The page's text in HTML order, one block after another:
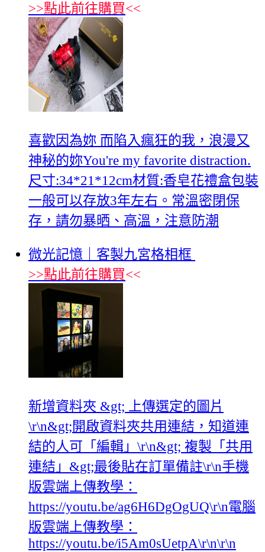
>>點此前往購買<<
喜歡因為妳 而陷入瘋狂的我，浪漫又
神秘的妳You're my favorite distraction.
尺寸:34*21*12cm材質:香皂花禮盒包裝
一般可以存放3年左右。常溫密閉保
存，請勿暴晒、高溫，注意防潮
微光記憶｜客製九宮格相框
>>點此前往購買<<
新增資料夾 &gt; 上傳選定的圖片
\r\n&gt;開啟資料夾共用連結，知道連
結的人可「編輯」\r\n&gt; 複製「共用
連結」&gt;最後貼在訂單備註\r\n手機
版雲端上傳教學：
https://youtu.be/ag6H6DgOgUQ\r\n電腦
版雲端上傳教學：
https://youtu.be/i5Am0sUetpA\r\n\r\n